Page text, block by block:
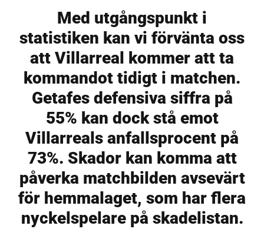
Med utgångspunkt i
statistiken kan vi förvänta oss
att Villarreal kommer att ta
kommandot tidigt i matchen.
Getafes defensiva siffra på
55% kan dock stå emot
Villarreals anfallsprocent på
73%. Skador kan komma att
påverka matchbilden avsevärt
för hemmalaget, som har flera
nyckelspelare på skadelistan.